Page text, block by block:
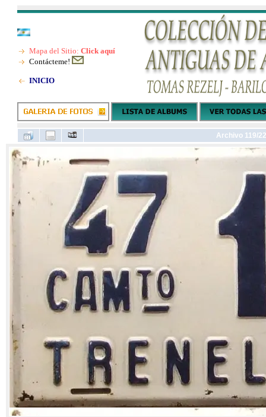
Mapa del Sitio: Click aquí
Contácteme!
INICIO
Archivo 119/